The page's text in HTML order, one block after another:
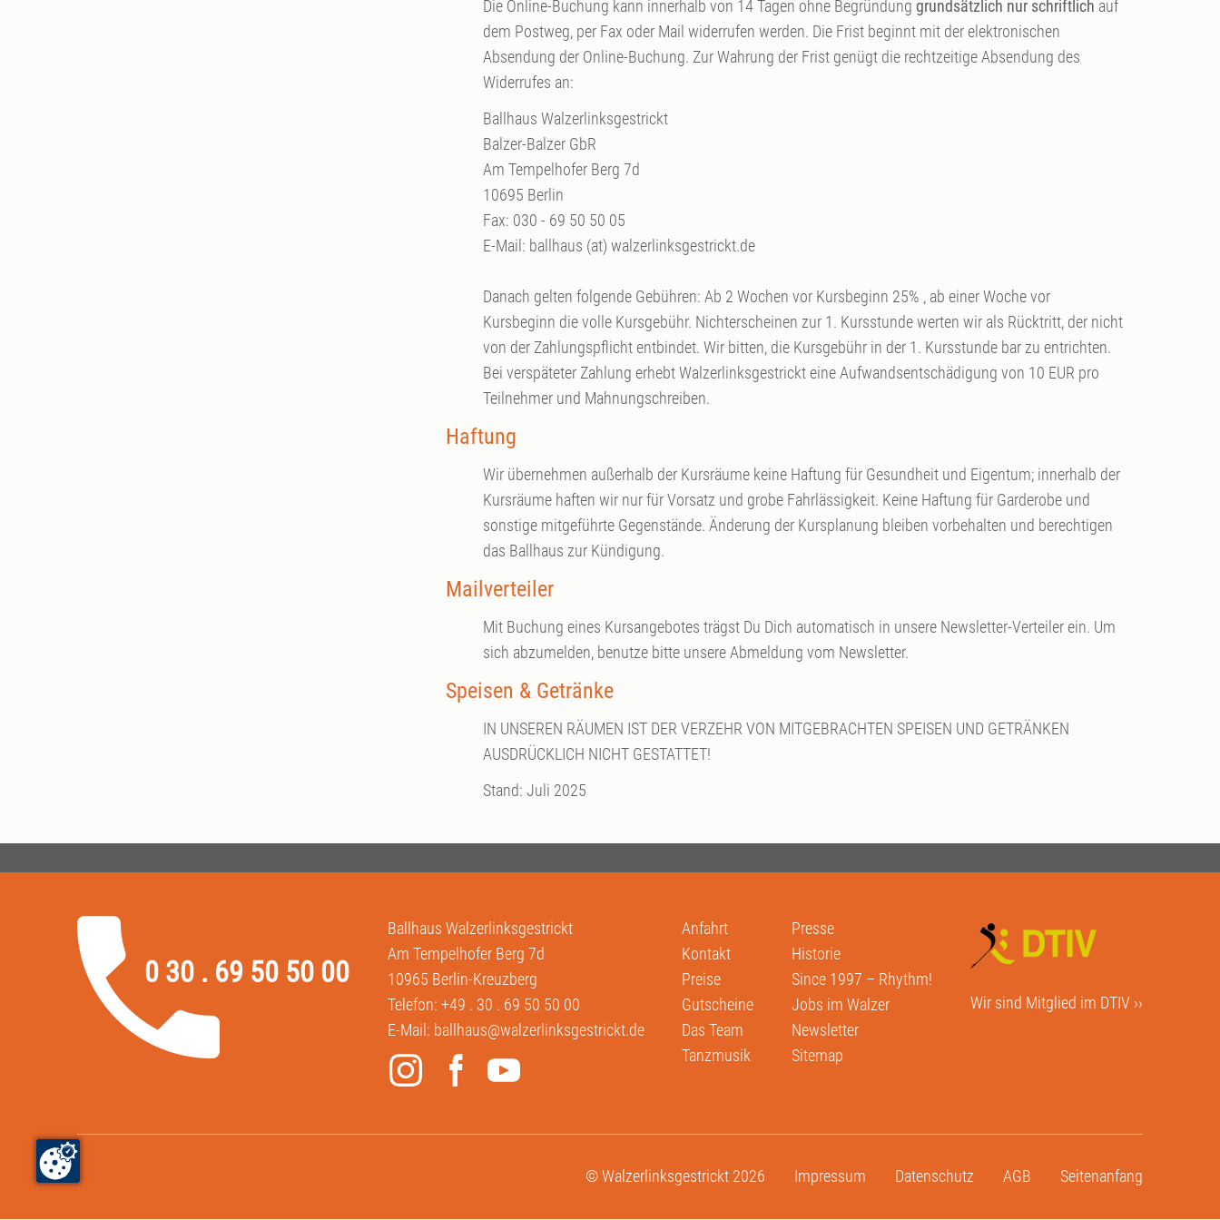
Die Online-Buchung kann innerhalb von 14 Tagen ohne Begründung grundsätzlich nur schriftlich auf
dem Postweg, per Fax oder Mail widerrufen werden. Die Frist beginnt mit der elektronischen
Absendung der Online-Buchung. Zur Wahrung der Frist genügt die rechtzeitige Absendung des
Widerrufes an:
Ballhaus Walzerlinksgestrickt
Balzer-Balzer GbR
Am Tempelhofer Berg 7d
10695 Berlin
Fax: 030 - 69 50 50 05
E-Mail: ballhaus (at) walzerlinksgestrickt.de
Danach gelten folgende Gebühren: Ab 2 Wochen vor Kursbeginn 25% , ab einer Woche vor
Kursbeginn die volle Kursgebühr. Nichterscheinen zur 1. Kursstunde werten wir als Rücktritt, der nicht
von der Zahlungspflicht entbindet. Wir bitten, die Kursgebühr in der 1. Kursstunde bar zu entrichten.
Bei verspäteter Zahlung erhebt Walzerlinksgestrickt eine Aufwandsentschädigung von 10 EUR pro
Teilnehmer und Mahnungschreiben.
Haftung
Wir übernehmen außerhalb der Kursräume keine Haftung für Gesundheit und Eigentum; innerhalb der
Kursräume haften wir nur für Vorsatz und grobe Fahrlässigkeit. Keine Haftung für Garderobe und
sonstige mitgeführte Gegenstände. Änderung der Kursplanung bleiben vorbehalten und berechtigen
das Ballhaus zur Kündigung.
Mailverteiler
Mit Buchung eines Kursangebotes trägst Du Dich automatisch in unsere Newsletter-Verteiler ein. Um
sich abzumelden, benutze bitte unsere Abmeldung vom Newsletter.
Speisen & Getränke
IN UNSEREN RÄUMEN IST DER VERZEHR VON MITGEBRACHTEN SPEISEN UND GETRÄNKEN
AUSDRÜCKLICH NICHT GESTATTET!
Stand: Juli 2025
0 30 . 69 50 50 00
Ballhaus Walzerlinksgestrickt
Am Tempelhofer Berg 7d
10965 Berlin-Kreuzberg
Telefon: +49 . 30 . 69 50 50 00
E-Mail: ballhaus@walzerlinksgestrickt.de
Anfahrt
Kontakt
Preise
Gutscheine
Das Team
Tanzmusik
Presse
Historie
Since 1997 – Rhythm!
Jobs im Walzer
Newsletter
Sitemap
Wir sind Mitglied im DTIV ››
© Walzerlinksgestrickt 2026 Impressum Datenschutz AGB Seitenanfang